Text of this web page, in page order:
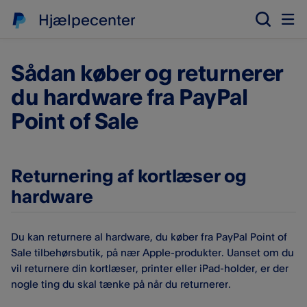
Hjælpecenter
Sådan køber og returnerer
du hardware fra PayPal
Point of Sale​
Returnering af kortlæser og
hardware
Du kan returnere al hardware, du køber fra PayPal Point of
Sale​ tilbehørsbutik, på nær Apple-produkter. Uanset om du
vil returnere din kortlæser, printer eller iPad-holder, er der
nogle ting du skal tænke på når du returnerer.